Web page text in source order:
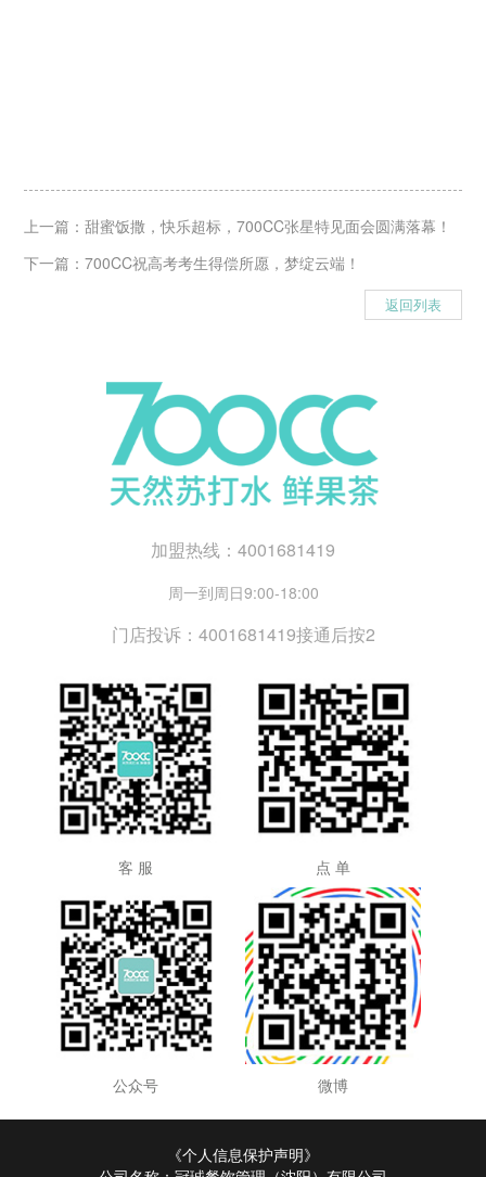
上一篇：甜蜜饭撒，快乐超标，700CC张星特见面会圆满落幕！
下一篇：700CC祝高考考生得偿所愿，梦绽云端！
返回列表
加盟热线：4001681419
周一到周日9:00-18:00
门店投诉：4001681419接通后按2
客 服 点 单
公众号 微博
《个人信息保护声明》